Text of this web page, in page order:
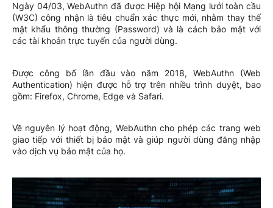
Ngày 04/03, WebAuthn đã được Hiệp hội Mạng lưới toàn cầu
(W3C) công nhận là tiêu chuẩn xác thực mới, nhằm thay thế
mật khẩu thông thường (Password) và là cách bảo mật với
các tài khoản trực tuyến của người dùng.
Được công bố lần đầu vào năm 2018, WebAuthn (Web
Authentication) hiện được hỗ trợ trên nhiều trình duyệt, bao
gồm: Firefox, Chrome, Edge và Safari.
Về nguyên lý hoạt động, WebAuthn cho phép các trang web
giao tiếp với thiết bị bảo mật và giúp người dùng đăng nhập
vào dịch vụ bảo mật của họ.